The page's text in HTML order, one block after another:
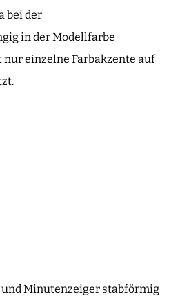
bei der
in der Modellfarbe
einzelne Farbakzente auf
Minutenzeiger stabförmig